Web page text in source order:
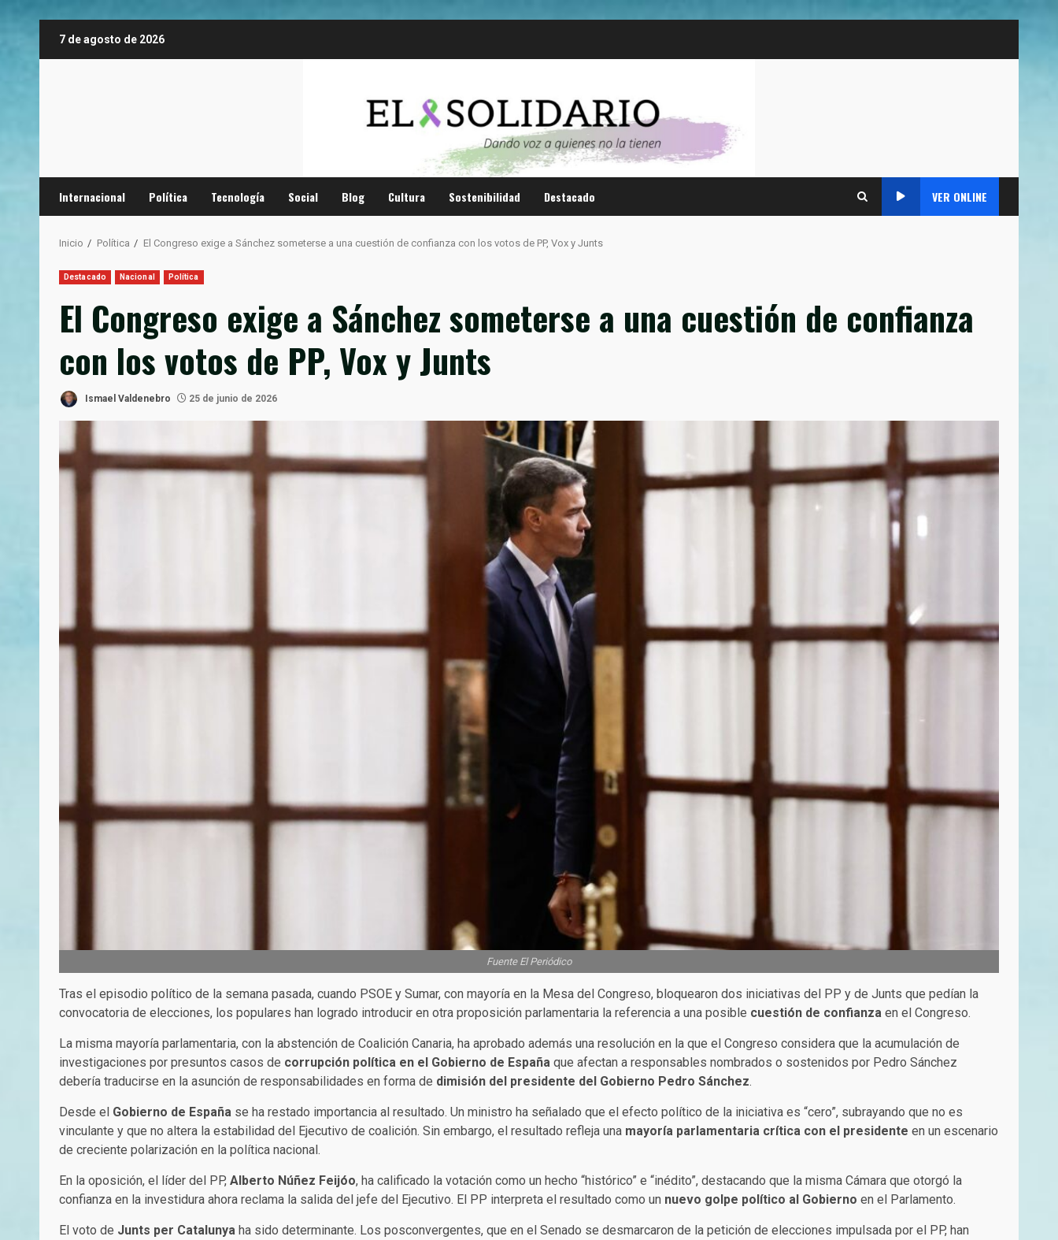
7 de agosto de 2026
Internacional Política Tecnología Social Blog Cultura Sostenibilidad Destacado VER ONLINE
Inicio Política El Congreso exige a Sánchez someterse a una cuestión de confianza con los votos de PP, Vox y Junts
Destacado Nacional Política
El Congreso exige a Sánchez someterse a una cuestión de confianza
con los votos de PP, Vox y Junts
Ismael Valdenebro 25 de junio de 2026
Fuente El Periódico
Tras el episodio político de la semana pasada, cuando PSOE y Sumar, con mayoría en la Mesa del Congreso, bloquearon dos iniciativas del PP y de Junts que pedían la
convocatoria de elecciones, los populares han logrado introducir en otra proposición parlamentaria la referencia a una posible cuestión de confianza en el Congreso.
La misma mayoría parlamentaria, con la abstención de Coalición Canaria, ha aprobado además una resolución en la que el Congreso considera que la acumulación de
investigaciones por presuntos casos de corrupción política en el Gobierno de España que afectan a responsables nombrados o sostenidos por Pedro Sánchez
debería traducirse en la asunción de responsabilidades en forma de dimisión del presidente del Gobierno Pedro Sánchez.
Desde el Gobierno de España se ha restado importancia al resultado. Un ministro ha señalado que el efecto político de la iniciativa es “cero”, subrayando que no es
vinculante y que no altera la estabilidad del Ejecutivo de coalición. Sin embargo, el resultado refleja una mayoría parlamentaria crítica con el presidente en un escenario
de creciente polarización en la política nacional.
En la oposición, el líder del PP, Alberto Núñez Feijóo, ha calificado la votación como un hecho “histórico” e “inédito”, destacando que la misma Cámara que otorgó la
confianza en la investidura ahora reclama la salida del jefe del Ejecutivo. El PP interpreta el resultado como un nuevo golpe político al Gobierno en el Parlamento.
El voto de Junts per Catalunya ha sido determinante. Los posconvergentes, que en el Senado se desmarcaron de la petición de elecciones impulsada por el PP, han